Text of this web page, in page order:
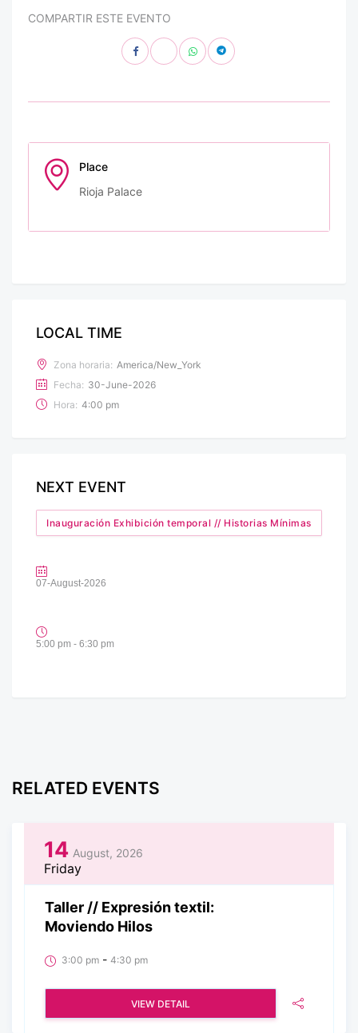
COMPARTIR ESTE EVENTO
Place
Rioja Palace
LOCAL TIME
Zona horaria: America/New_York
Fecha: 30-June-2026
Hora: 4:00 pm
NEXT EVENT
Inauguración Exhibición temporal // Historias Mínimas
07-August-2026
5:00 pm - 6:30 pm
RELATED EVENTS
14 August, 2026
Friday
Taller // Expresión textil:
Moviendo Hilos
3:00 pm - 4:30 pm
VIEW DETAIL